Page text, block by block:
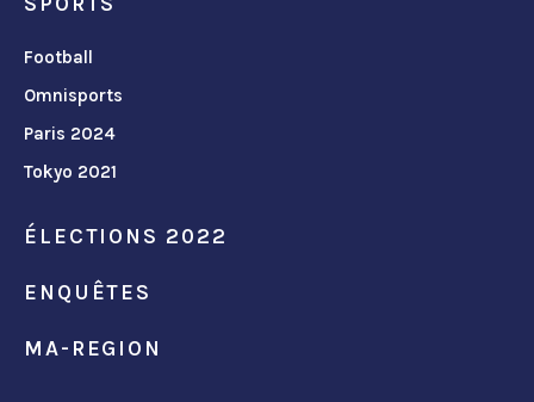
Football
Omnisports
Paris 2024
Tokyo 2021
ÉLECTIONS 2022
ENQUÊTES
MA-REGION